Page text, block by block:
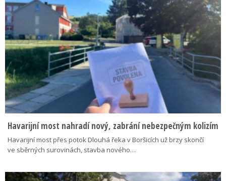
Havarijní most nahradí nový, zabrání nebezpečným kolizím
Havarijní most přes potok Dlouhá řeka v Boršicích už brzy skončí
ve sběrných surovinách, stavba nového…